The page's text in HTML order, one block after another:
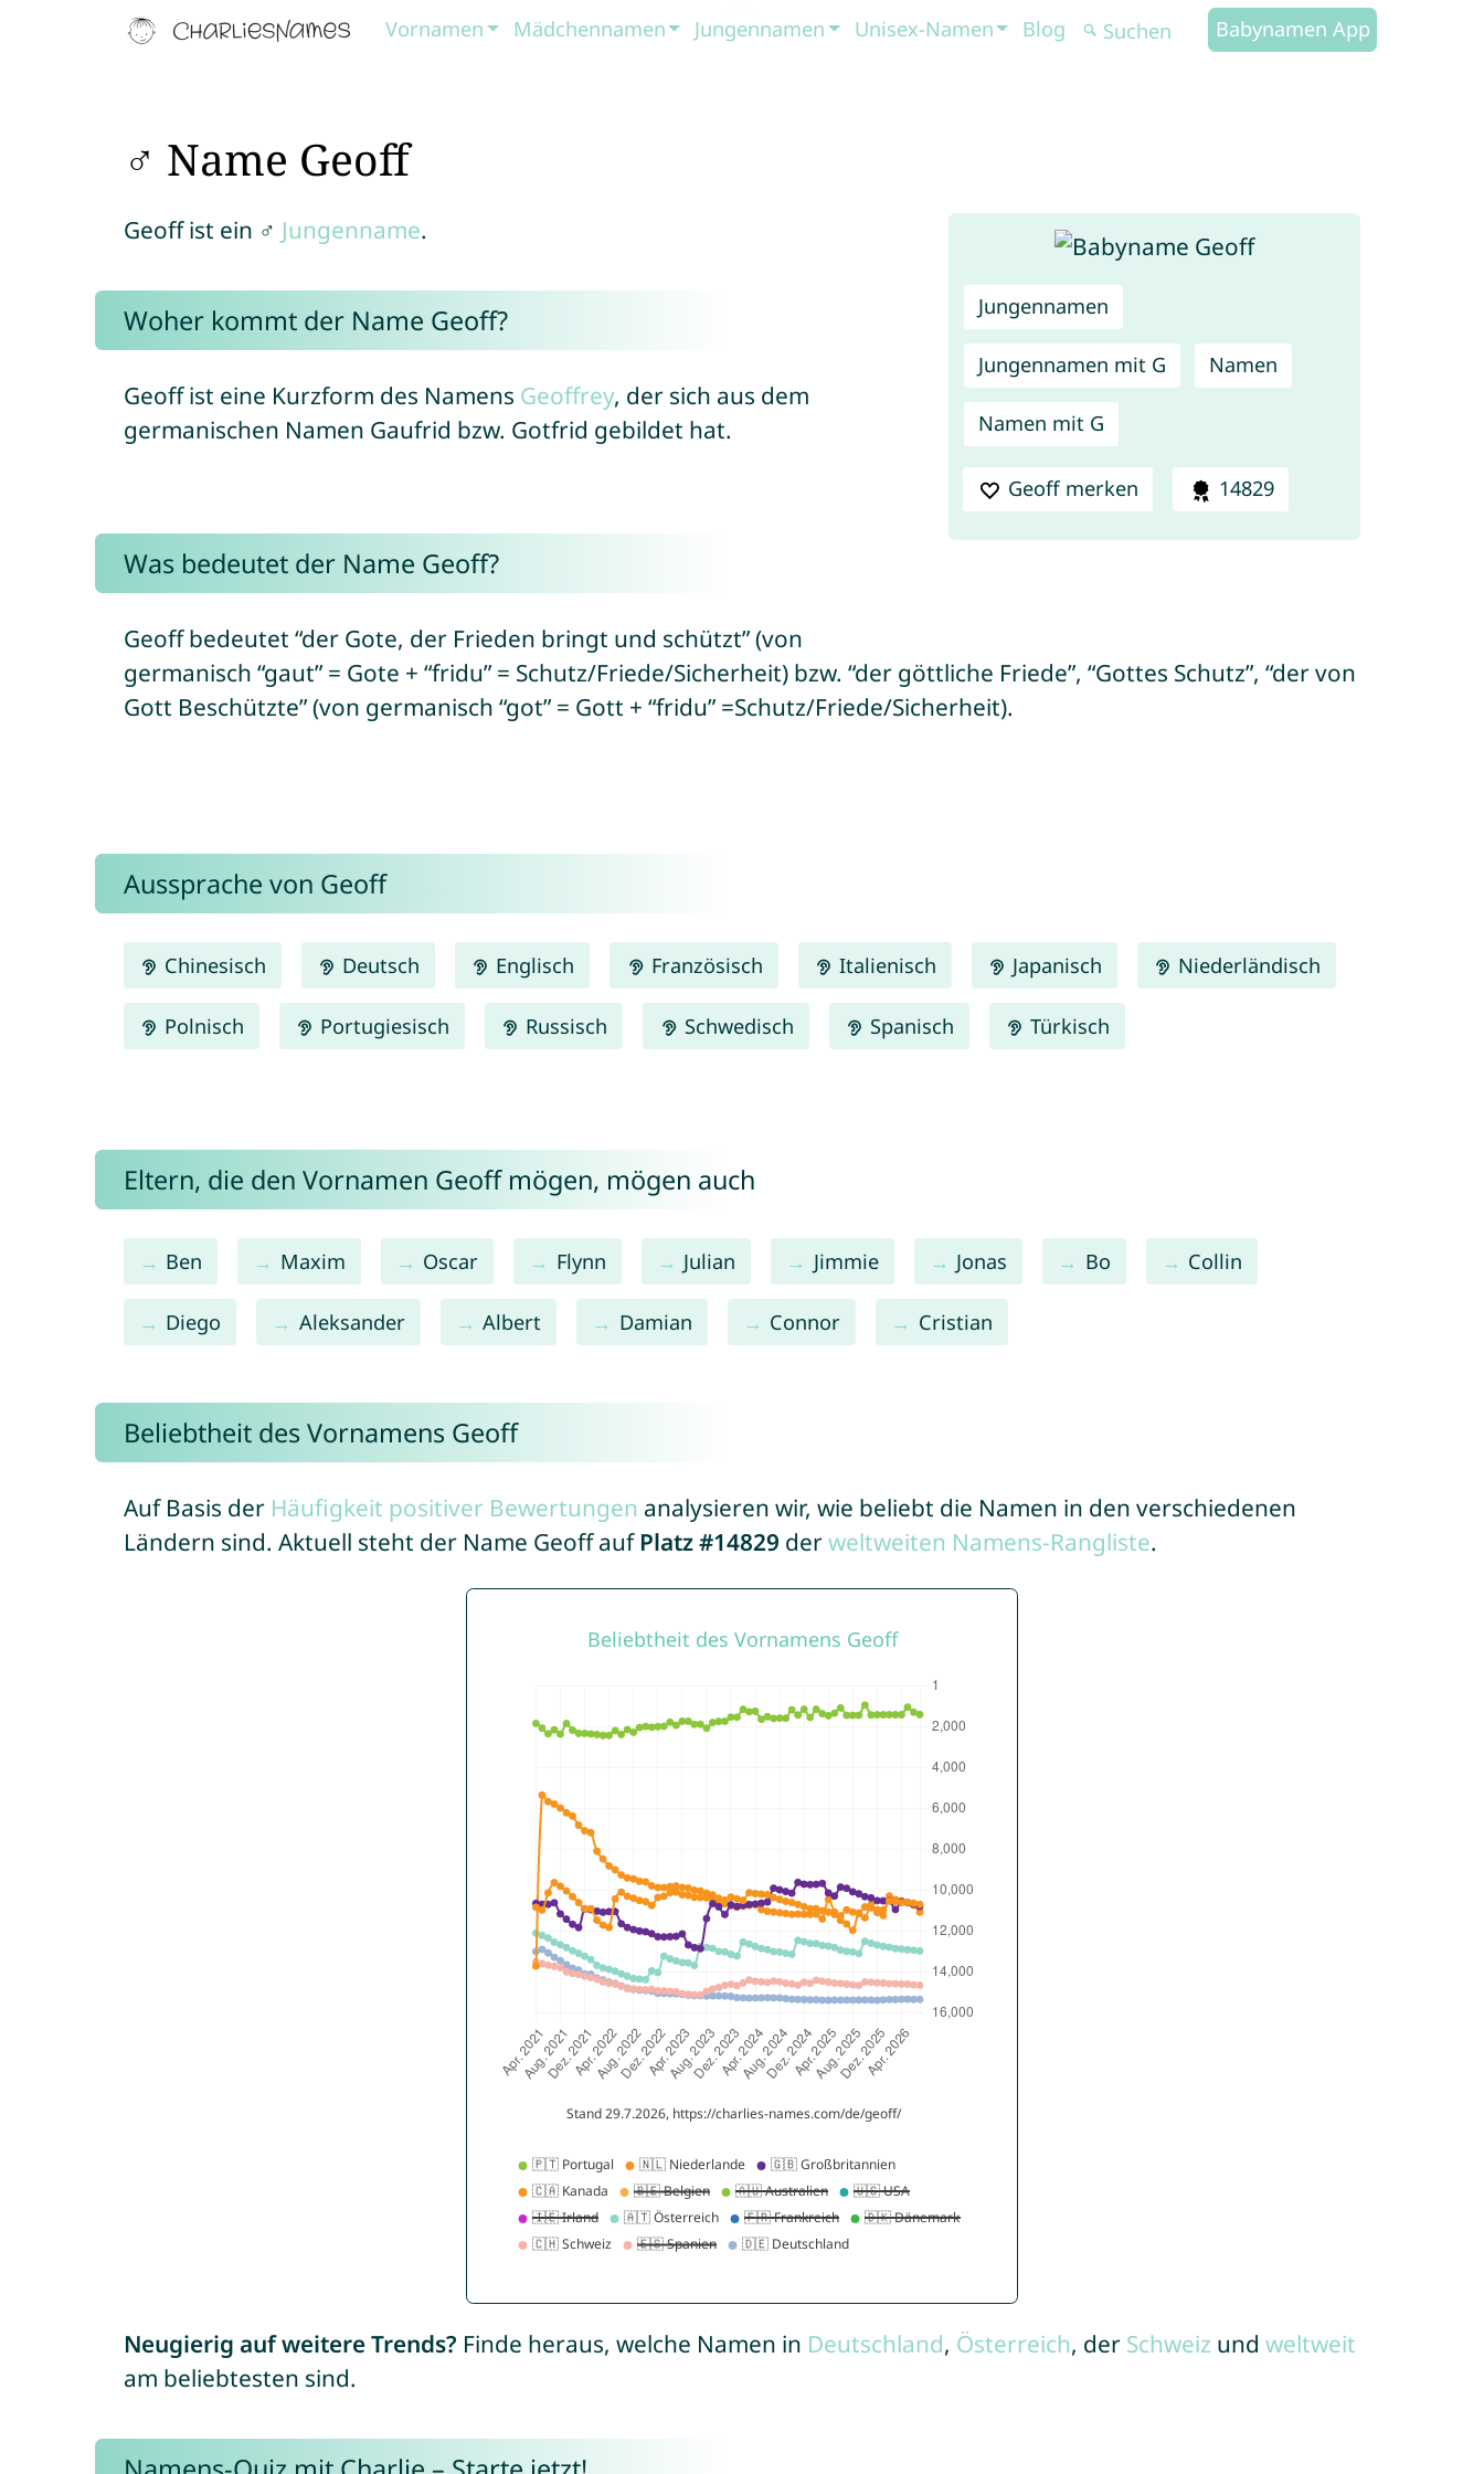
Vornamen Mädchennamen Jungennamen Unisex-Namen Blog Babynamen App
♂ Name Geoff
Jungennamen
Jungennamen mit G Namen
Namen mit G
Geoff merken 14829
Geoff ist ein ♂ Jungenname.
Woher kommt der Name Geoff?
Geoff ist eine Kurzform des Namens Geoffrey, der sich aus dem
germanischen Namen Gaufrid bzw. Gotfrid gebildet hat.
Was bedeutet der Name Geoff?
Geoff bedeutet “der Gote, der Frieden bringt und schützt” (von
germanisch “gaut” = Gote + “fridu” = Schutz/Friede/Sicherheit) bzw. “der göttliche Friede”, “Gottes Schutz”, “der von
Gott Beschützte” (von germanisch “got” = Gott + “fridu” =Schutz/Friede/Sicherheit).
Aussprache von Geoff
Chinesisch Deutsch Englisch Französisch Italienisch Japanisch Niederländisch
Polnisch Portugiesisch Russisch Schwedisch Spanisch Türkisch
Eltern, die den Vornamen Geoff mögen, mögen auch
Ben Maxim Oscar Flynn Julian Jimmie Jonas Bo Collin
Diego Aleksander Albert Damian Connor Cristian
Beliebtheit des Vornamens Geoff
Auf Basis der Häufigkeit positiver Bewertungen analysieren wir, wie beliebt die Namen in den verschiedenen
Ländern sind. Aktuell steht der Name Geoff auf Platz #14829 derweltweiten Namens-Rangliste.
Neugierig auf weitere Trends? Finde heraus, welche Namen in Deutschland, Österreich, der Schweiz und weltweit
am beliebtesten sind.